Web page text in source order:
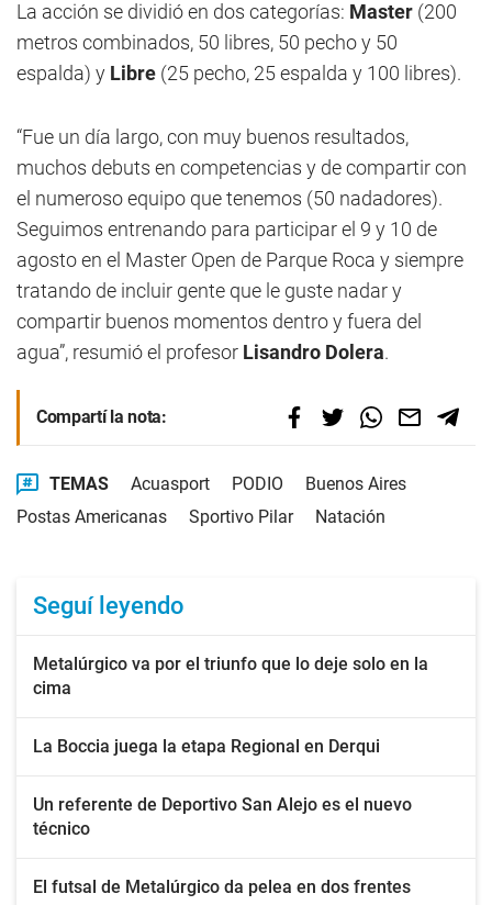
La acción se dividió en dos categorías: Master (200
metros combinados, 50 libres, 50 pecho y 50
espalda) y Libre (25 pecho, 25 espalda y 100 libres).
“Fue un día largo, con muy buenos resultados,
muchos debuts en competencias y de compartir con
el numeroso equipo que tenemos (50 nadadores).
Seguimos entrenando para participar el 9 y 10 de
agosto en el Master Open de Parque Roca y siempre
tratando de incluir gente que le guste nadar y
compartir buenos momentos dentro y fuera del
agua”, resumió el profesor Lisandro Dolera.
Compartí la nota:
TEMAS Acuasport PODIO
Buenos Aires
Postas Americanas
Sportivo Pilar Natación
Seguí leyendo
Metalúrgico va por el triunfo que lo deje solo en la
cima
La Boccia juega la etapa Regional en Derqui
Un referente de Deportivo San Alejo es el nuevo
técnico
El futsal de Metalúrgico da pelea en dos frentes